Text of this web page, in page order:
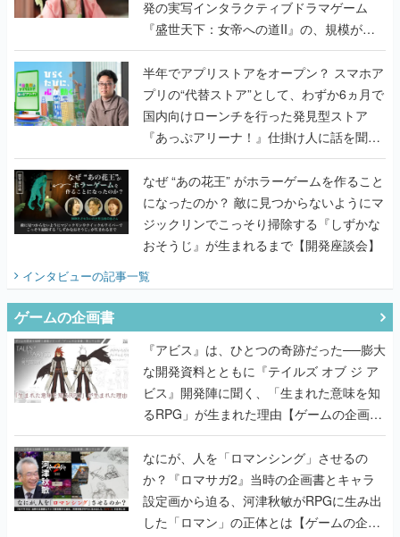
発の実写インタラクティブドラマゲーム
『盛世天下：女帝への道II』の、規模が違
うこだわりをプロデューサーに聞いた
半年でアプリストアをオープン？ スマホア
プリの“代替ストア”として、わずか6ヵ月で
国内向けローンチを行った発見型ストア
『あっぷアリーナ！』仕掛け人に話を聞い
てみた
なぜ “あの花王” がホラーゲームを作ること
になったのか？ 敵に見つからないようにマ
ジックリンでこっそり掃除する『しずかな
おそうじ』が生まれるまで【開発座談会】
インタビューの記事一覧
ゲームの企画書
『アビス』は、ひとつの奇跡だった──膨大
な開発資料とともに『テイルズ オブ ジ ア
ビス』開発陣に聞く、「生まれた意味を知
るRPG」が生まれた理由【ゲームの企画
書】
なにが、人を「ロマンシング」させるの
か？『ロマサガ2』当時の企画書とキャラ
設定画から迫る、河津秋敏がRPGに生み出
した「ロマン」の正体とは【ゲームの企画